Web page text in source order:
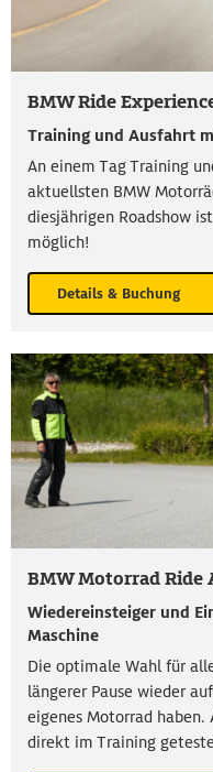
BMW Ride
Training und Ausfahrt
An einem Tag Training
aktuellsten BMW
diesjährigen Roadshow
möglich!
Details & Buchung
BMW Motorrad Ride
Wiedereinsteiger und
Maschine
Die optimale Wahl für
längerer Pause wieder
eigenes Motorrad
direkt im Training